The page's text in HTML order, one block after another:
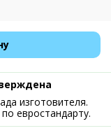
изготовителя.
евростандарту.